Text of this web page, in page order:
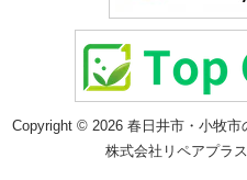
Copyright © 2026 春日井市・小牧
株式会社リペアプラ